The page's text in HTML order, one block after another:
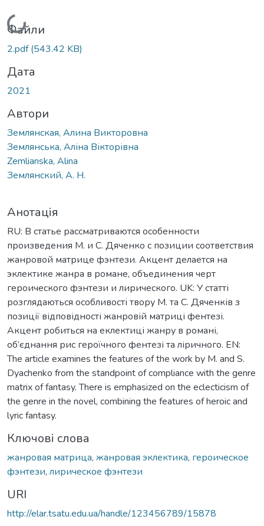
Вантажиться...
Файли
2.pdf(543.42 KB)
Дата
2021
Автори
Землянская, Алина Викторовна
Землянська, Аліна Вікторівна
Zemlianska, Alina
Землянский, А. Н.
Анотація
RU: В статье рассматриваются особенности
произведения М. и С. Дяченко с позиции соответствия
жанровой матрице фэнтези. Акцент делается на
эклектике жанра в романе, объединения черт
героического фэнтези и лирического. UK: У статті
розглядаються особливості твору М. та С. Дяченків з
позиції відповідності жанровій матриці фентезі.
Акцент робиться на еклектиці жанру в романі,
об’єднання рис героїчного фентезі та ліричного. EN:
The article examines the features of the work by M. and S.
Dyachenko from the standpoint of compliance with the genre
matrix of fantasy. There is emphasized on the eclecticism of
the genre in the novel, combining the features of heroic and
lyric fantasy.
Ключові слова
жанровая матрица, жанровая эклектика, героическое
фэнтези, лирическое фэнтези
URI
http://elar.tsatu.edu.ua/handle/123456789/15878